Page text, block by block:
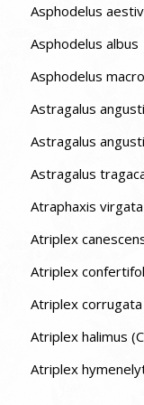
Asphodelus
Asphodelus albus
Asphodelus
Astragalus
Astragalus
Astragalus
Atraphaxis
Atriplex
Atriplex
Atriplex corrugata
Atriplex halimus
Atriplex